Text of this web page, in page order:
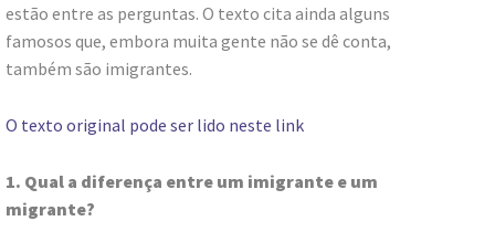
estão entre as perguntas. O texto cita ainda alguns
famosos que, embora muita gente não se dê conta,
também são imigrantes.
O texto original pode ser lido neste link
1. Qual a diferença entre um imigrante e um
migrante?